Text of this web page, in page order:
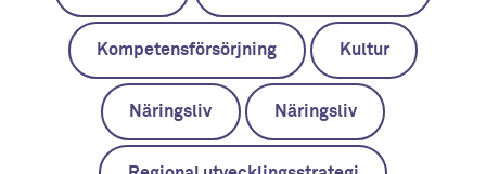
Kompetensförsörjning Kultur
Näringsliv Näringsliv